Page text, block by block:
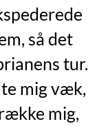
så det
tur.
mig væk,
mig,